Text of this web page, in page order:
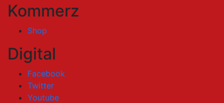
Kommerz
Shop
Digital
Facebook
Twitter
Youtube